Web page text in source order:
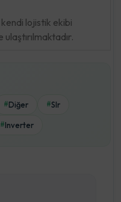
lojistik ekibi
#Diğer #Slr
#Inverter